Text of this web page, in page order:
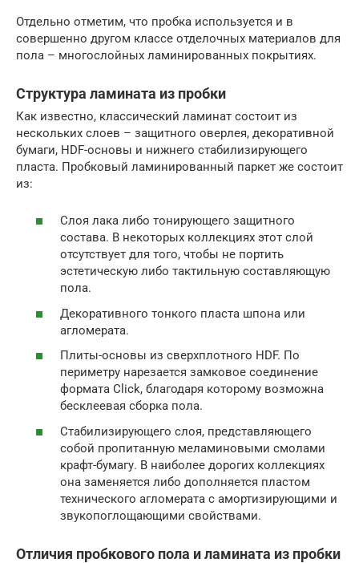
Отдельно отметим, что пробка используется и в
совершенно другом классе отделочных материалов для
пола – многослойных ламинированных покрытиях.
Структура ламината из пробки
Как известно, классический ламинат состоит из
нескольких слоев – защитного оверлея, декоративной
бумаги, HDF-основы и нижнего стабилизирующего
пласта. Пробковый ламинированный паркет же состоит
из:
Слоя лака либо тонирующего защитного
состава. В некоторых коллекциях этот слой
отсутствует для того, чтобы не портить
эстетическую либо тактильную составляющую
пола.
Декоративного тонкого пласта шпона или
агломерата.
Плиты-основы из сверхплотного HDF. По
периметру нарезается замковое соединение
формата Click, благодаря которому возможна
бесклеевая сборка пола.
Стабилизирующего слоя, представляющего
собой пропитанную меламиновыми смолами
крафт-бумагу. В наиболее дорогих коллекциях
она заменяется либо дополняется пластом
технического агломерата с амортизирующими и
звукопоглощающими свойствами.
Отличия пробкового пола и ламината из пробки